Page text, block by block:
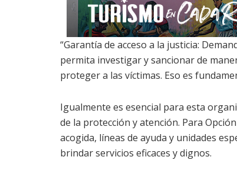
“Garantía de acceso a la justicia:
permita investigar y sancionar de
proteger a las víctimas. Eso es
Igualmente es esencial para esta
de la protección y atención. Para
acogida, líneas de ayuda y unidades
brindar servicios eficaces y dignos.